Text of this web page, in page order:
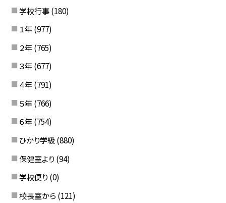
学校行事 (180)
１年 (977)
２年 (765)
３年 (677)
４年 (791)
５年 (766)
６年 (754)
ひかり学級 (880)
保健室より (94)
学校便り (0)
校長室から (121)